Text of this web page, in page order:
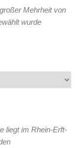
Mehrheit von
wurde
liegt im Rhein-Erft-